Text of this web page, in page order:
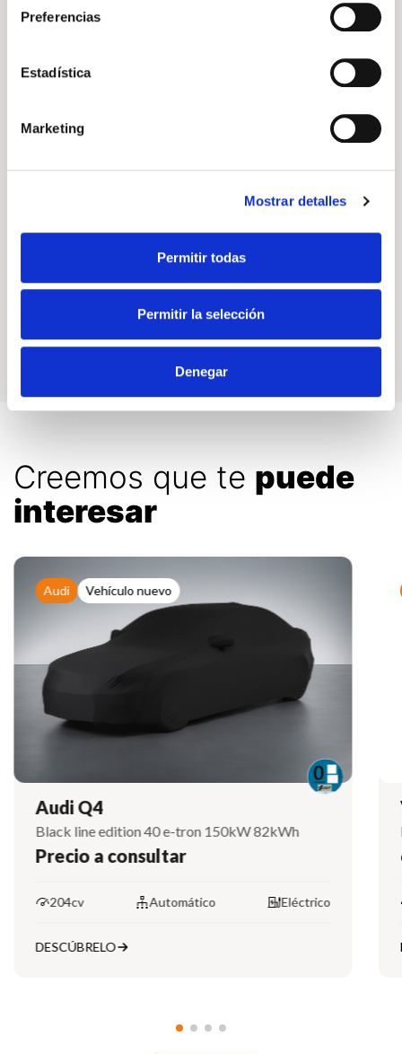
Preferencias
Estadística
Marketing
Mostrar detalles
Permitir todas
Permitir la selección
Denegar
188
Velocidad máxima Potencia
6.70
Consumo medio
175
Emisiones de CO2
Creemos que te puede
interesar
Audi Vehículo nuevo
Audi Q4
Black line edition 40 e-tron 150kW 82kWh
Precio a consultar
204cv Automático Eléctrico
DESCÚBRELO